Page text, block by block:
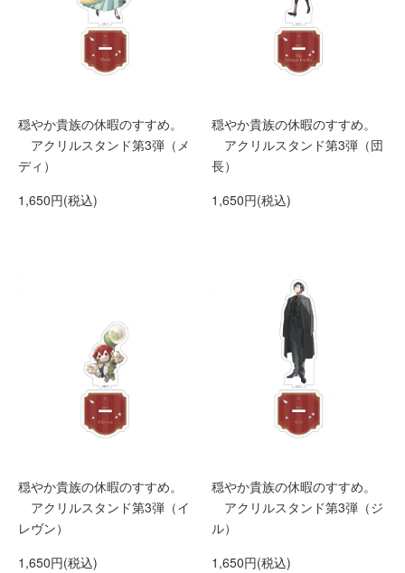
穏やか貴族の休暇のすすめ。
アクリルスタンド第3弾（メ
ディ）
1,650円(税込)
穏やか貴族の休暇のすすめ。
アクリルスタンド第3弾（団
長）
1,650円(税込)
穏やか貴族の休暇のすすめ。
アクリルスタンド第3弾（イ
レヴン）
1,650円(税込)
穏やか貴族の休暇のすすめ。
アクリルスタンド第3弾（ジ
ル）
1,650円(税込)